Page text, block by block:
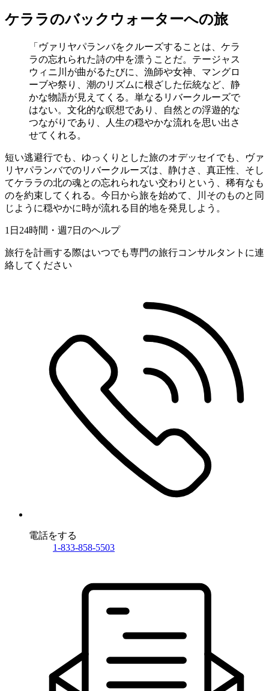
ケララのバックウォーターへの旅
「ヴァリヤパランバをクルーズすることは、ケラ
ラの忘れられた詩の中を漂うことだ。テージャス
ウィニ川が曲がるたびに、漁師や女神、マングロ
ーブや祭り、潮のリズムに根ざした伝統など、静
かな物語が見えてくる。単なるリバークルーズで
はない。文化的な瞑想であり、自然との浮遊的な
つながりであり、人生の穏やかな流れを思い出さ
せてくれる。
短い逃避行でも、ゆっくりとした旅のオデッセイでも、ヴァ
リヤパランバでのリバークルーズは、静けさ、真正性、そし
てケララの北の魂との忘れられない交わりという、稀有なも
のを約束してくれる。今日から旅を始めて、川そのものと同
じように穏やかに時が流れる目的地を発見しよう。
1日24時間・週7日のヘルプ
旅行を計画する際はいつでも専門の旅行コンサルタントに連
絡してください
電話をする
1-833-858-5503